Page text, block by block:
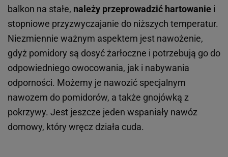
balkon na stałe, należy przeprowadzić hartowanie i
stopniowe przyzwyczajanie do niższych temperatur.
Niezmiennie ważnym aspektem jest nawożenie,
gdyż pomidory są dosyć żarłoczne i potrzebują go do
odpowiedniego owocowania, jak i nabywania
odporności. Możemy je nawozić specjalnym
nawozem do pomidorów, a także gnojówką z
pokrzywy. Jest jeszcze jeden wspaniały nawóz
domowy, który wręcz działa cuda.